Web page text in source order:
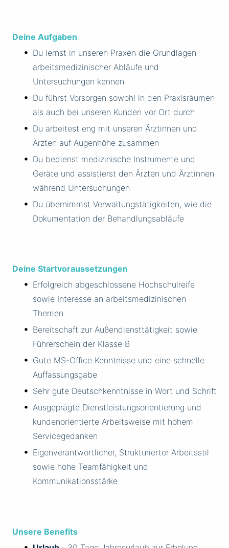
Deine Aufgaben
Du lernst in unseren Praxen die Grundlagen
arbeitsmedizinischer Abläufe und
Untersuchungen kennen
Du führst Vorsorgen sowohl in den Praxisräumen
als auch bei unseren Kunden vor Ort durch
Du arbeitest eng mit unseren Ärztinnen und
Ärzten auf Augenhöhe zusammen
Du bedienst medizinische Instrumente und
Geräte und assistierst den Ärzten und Ärztinnen
während Untersuchungen
Du übernimmst Verwaltungstätigkeiten, wie die
Dokumentation der Behandlungsabläufe
Deine Startvoraussetzungen
Erfolgreich abgeschlossene Hochschulreife
sowie Interesse an arbeitsmedizinischen
Themen
Bereitschaft zur Außendiensttätigkeit sowie
Führerschein der Klasse B
Gute MS-Office Kenntnisse und eine schnelle
Auffassungsgabe
Sehr gute Deutschkenntnisse in Wort und Schrift
Ausgeprägte Dienstleistungsorientierung und
kundenorientierte Arbeitsweise mit hohem
Servicegedanken
Eigenverantwortlicher, Strukturierter Arbeitsstil
sowie hohe Teamfähigkeit und
Kommunikationsstärke
Unsere Benefits